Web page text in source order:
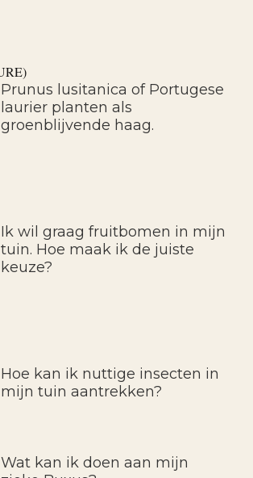
Prunus lusitanica of Portugese
laurier planten als
groenblijvende haag.
Ik wil graag fruitbomen in mijn
tuin. Hoe maak ik de juiste
keuze?
Hoe kan ik nuttige insecten in
mijn tuin aantrekken?
Wat kan ik doen aan mijn